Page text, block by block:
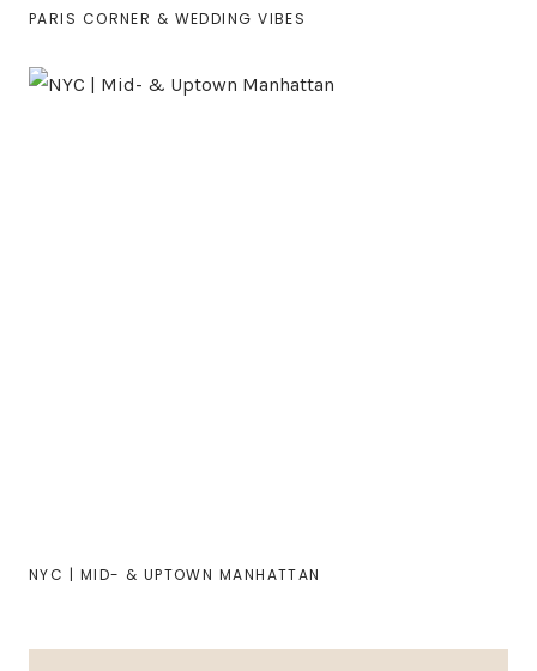
PARIS CORNER & WEDDING VIBES
NYC | MID- & UPTOWN MANHATTAN